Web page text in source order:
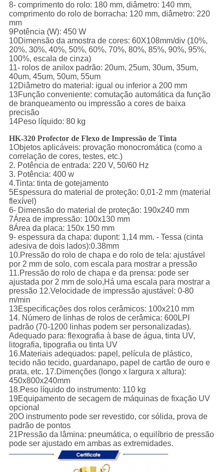
8- comprimento do rolo: 180 mm, diâmetro: 140 mm,
comprimento do rolo de borracha: 120 mm, diâmetro: 220
mm
9Potência (W): 450 W
10Dimensão da amostra de cores: 60X108mm/div (10%,
20%, 30%, 40%, 50%, 60%, 70%, 80%, 85%, 90%, 95%,
100%, escala de cinza)
11- rolos de anilox padrão: 20um, 25um, 30um, 35um,
40um, 45um, 50um, 55um
12Diâmetro do material: igual ou inferior a 200 mm
13Função conveniente: comutação automática da função
de branqueamento ou impressão a cores de baixa
precisão
14Peso líquido: 80 kg
HK-320 Profector de Flexo de Impressão de Tinta
1Objetos aplicáveis: provação monocromática (como a
correlação de cores, testes, etc.)
2. Potência de entrada: 220 V, 50/60 Hz
3. Potência: 400 w
4.Tinta: tinta de gotejamento
5Espessura do material de proteção: 0,01-2 mm (material
flexível)
6- Dimensão do material de proteção: 190x240 mm
7Área de impressão: 100x130 mm
8Área da placa: 150x 150 mm
9- espessura da chapa: dupont: 1,14 mm. - Tessa (cinta
adesiva de dois lados):0.38mm
10.Pressão do rolo de chapa e do rolo de tela: ajustável
por 2 mm de solo, com escala para mostrar a pressão
11.Pressão do rolo de chapa e da prensa: pode ser
ajustada por 2 mm de solo,Há uma escala para mostrar a
pressão 12.Velocidade de impressão ajustável: 0-80
m/min
13Especificações dos rolos cerâmicos: 100x210 mm
14. Número de linhas de rolos de cerâmica: 600LPI
padrão (70-1200 linhas podem ser personalizadas).
Adequado para: flexografia à base de água, tinta UV,
litografia, tipografia ou tinta UV
16.Materiais adequados: papel, película de plástico,
tecido não tecido, guardanapo, papel de cartão de ouro e
prata, etc. 17.Dimenções (longo x largura x altura):
450x800x240mm
18.Peso líquido do instrumento: 110 kg
19Equipamento de secagem de máquinas de fixação UV
opcional
20O instrumento pode ser revestido, cor sólida, prova de
padrão de pontos
21Pressão da lâmina: pneumática, o equilíbrio de pressão
pode ser ajustado em ambas as extremidades.